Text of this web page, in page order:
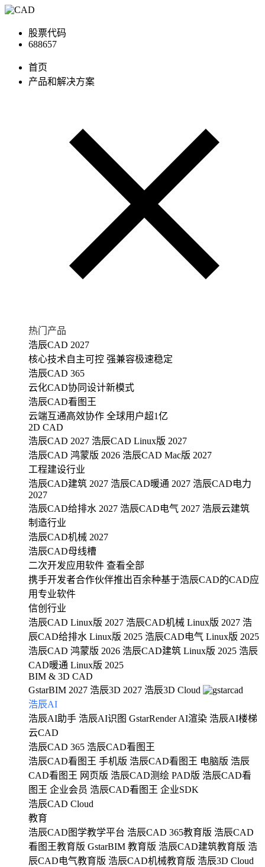
股票代码
688657
首页
产品和解决方案
热门产品
浩辰CAD 2027
核心技术自主可控 强兼容极速稳定
浩辰CAD 365
云化CAD协同设计新模式
浩辰CAD看图王
云端互通高效协作 全球用户超1亿
2D CAD
浩辰CAD 2027 浩辰CAD Linux版 2027
浩辰CAD 鸿蒙版 2026 浩辰CAD Mac版 2027
工程建设行业
浩辰CAD建筑 2027 浩辰CAD暖通 2027 浩辰CAD电力
2027
浩辰CAD给排水 2027 浩辰CAD电气 2027 浩辰云建筑
制造行业
浩辰CAD机械 2027
浩辰CAD母线槽
二次开发应用软件 查看全部
携手开发者合作伙伴推出百余种基于浩辰CAD的CAD应
用专业软件
信创行业
浩辰CAD Linux版 2027 浩辰CAD机械 Linux版 2027 浩
辰CAD给排水 Linux版 2025 浩辰CAD电气 Linux版 2025
浩辰CAD 鸿蒙版 2026 浩辰CAD建筑 Linux版 2025 浩辰
CAD暖通 Linux版 2025
BIM & 3D CAD
GstarBIM 2027 浩辰3D 2027 浩辰3D Cloud
浩辰AI
浩辰AI助手 浩辰AI识图 GstarRender AI渲染 浩辰AI楼梯
云CAD
浩辰CAD 365 浩辰CAD看图王
浩辰CAD看图王 手机版 浩辰CAD看图王 电脑版 浩辰
CAD看图王 网页版 浩辰CAD测绘 PAD版 浩辰CAD看
图王 企业会员 浩辰CAD看图王 企业SDK
浩辰CAD Cloud
教育
浩辰CAD图学教学平台 浩辰CAD 365教育版 浩辰CAD
看图王教育版 GstarBIM 教育版 浩辰CAD建筑教育版 浩
辰CAD电气教育版 浩辰CAD机械教育版 浩辰3D Cloud